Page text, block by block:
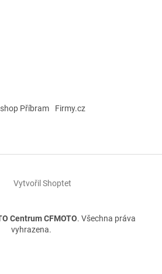
Příbram Firmy.cz
Vytvořil Shoptet
Centrum CFMOTO. Všechna práva
vyhrazena.